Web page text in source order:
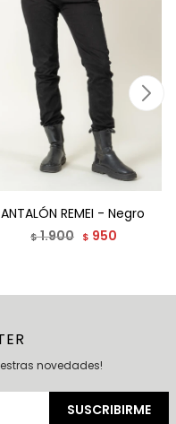
REMEI - Negro
$1.900 $ 950
novedades!
SUSCRIBIRME